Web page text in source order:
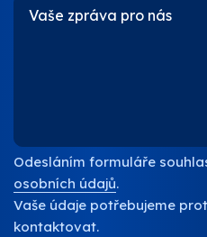
Odesláním formuláře
osobních údajů.
Vaše údaje potřebujeme
kontaktovat.